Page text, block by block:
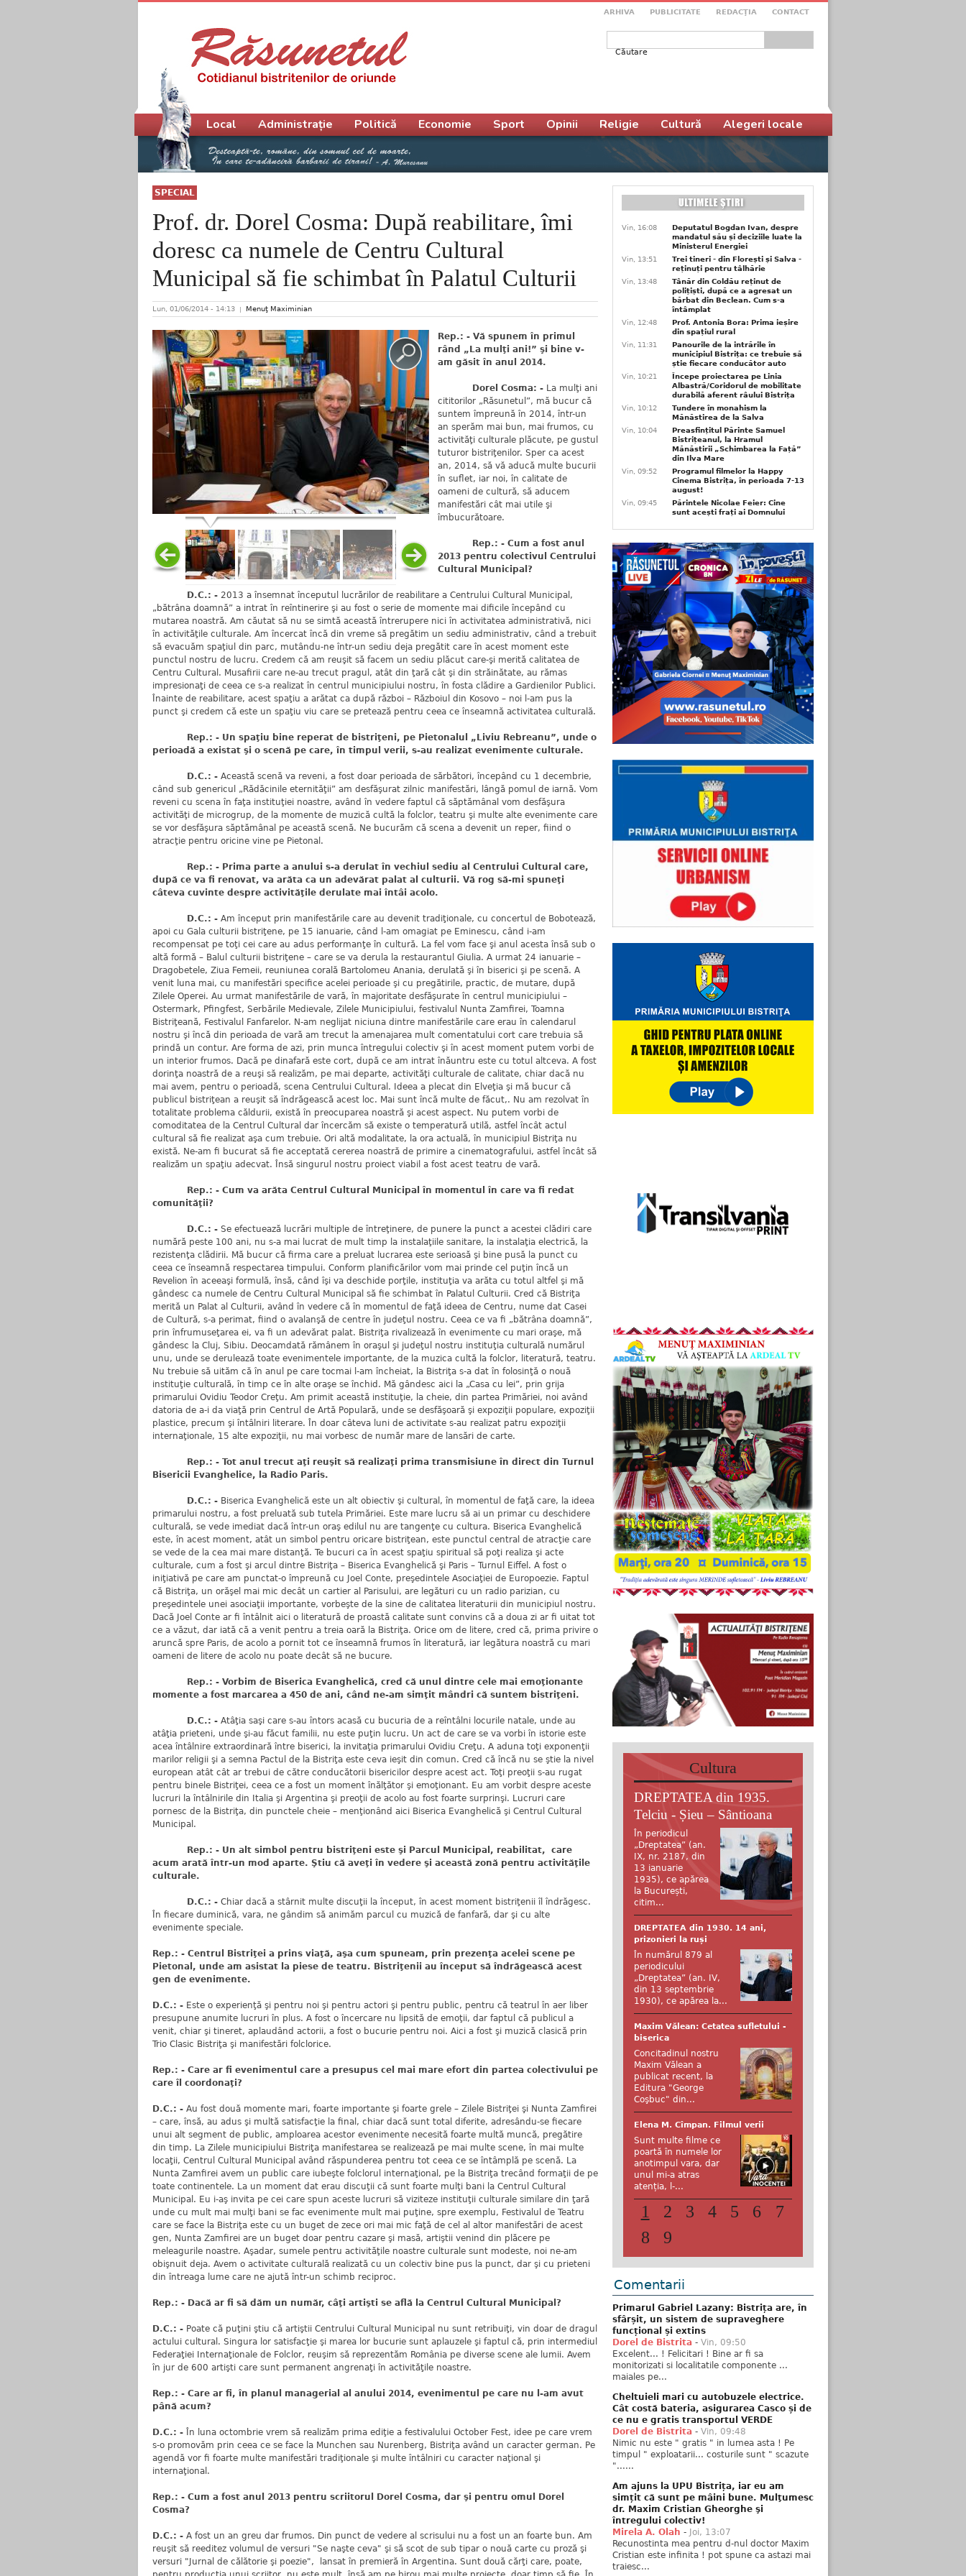
ARHIVA PUBLICITATE REDACŢIA CONTACT
Formular de căutare
SPECIAL
Prof. dr. Dorel Cosma: După reabilitare, îmi
doresc ca numele de Centru Cultural
Municipal să fie schimbat în Palatul Culturii
Lun, 01/06/2014 - 14:13 Menuţ Maximinian
Rep.: - Vă spunem în primul
rând „La mulţi ani!” şi bine v-
am găsit în anul 2014.
Dorel Cosma: - La mulţi ani
cititorilor „Răsunetul”, mă bucur că
suntem împreună în 2014, într-un
an sperăm mai bun, mai frumos, cu
activităţi culturale plăcute, pe gustul
tuturor bistriţenilor. Sper ca acest
an, 2014, să vă aducă multe bucurii
în suflet, iar noi, în calitate de
oameni de cultură, să aducem
manifestări cât mai utile şi
îmbucurătoare.
Rep.: - Cum a fost anul
2013 pentru colectivul Centrului
Cultural Municipal?
D.C.: - 2013 a însemnat începutul lucrărilor de reabilitare a Centrului Cultural Municipal,
„bătrâna doamnă” a intrat în reîntinerire şi au fost o serie de momente mai dificile începând cu
mutarea noastră. Am căutat să nu se simtă această întrerupere nici în activitatea administrativă, nici
în activităţile culturale. Am încercat încă din vreme să pregătim un sediu administrativ, când a trebuit
să evacuăm spaţiul din parc, mutându-ne într-un sediu deja pregătit care în acest moment este
punctul nostru de lucru. Credem că am reuşit să facem un sediu plăcut care-şi merită calitatea de
Centru Cultural. Musafirii care ne-au trecut pragul, atât din ţară cât şi din străinătate, au rămas
impresionaţi de ceea ce s-a realizat în centrul municipiului nostru, în fosta clădire a Gardienilor Publici.
Înainte de reabilitare, acest spaţiu a arătat ca după război – Războiul din Kosovo – noi l-am pus la
punct şi credem că este un spaţiu viu care se pretează pentru ceea ce înseamnă activitatea culturală.
Rep.: - Un spaţiu bine reperat de bistriţeni, pe Pietonalul „Liviu Rebreanu”, unde o
perioadă a existat şi o scenă pe care, în timpul verii, s-au realizat evenimente culturale.
D.C.: - Această scenă va reveni, a fost doar perioada de sărbători, începând cu 1 decembrie,
când sub genericul „Rădăcinile eternităţii” am desfăşurat zilnic manifestări, lângă pomul de iarnă. Vom
reveni cu scena în faţa instituţiei noastre, având în vedere faptul că săptămânal vom desfăşura
activităţi de microgrup, de la momente de muzică cultă la folclor, teatru şi multe alte evenimente care
se vor desfăşura săptămânal pe această scenă. Ne bucurăm că scena a devenit un reper, fiind o
atracţie pentru oricine vine pe Pietonal.
Rep.: - Prima parte a anului s-a derulat în vechiul sediu al Centrului Cultural care,
după ce va fi renovat, va arăta ca un adevărat palat al culturii. Vă rog să-mi spuneţi
câteva cuvinte despre activităţile derulate mai întâi acolo.
D.C.: - Am început prin manifestările care au devenit tradiţionale, cu concertul de Bobotează,
apoi cu Gala culturii bistriţene, pe 15 ianuarie, când l-am omagiat pe Eminescu, când i-am
recompensat pe toţi cei care au adus performanţe în cultură. La fel vom face şi anul acesta însă sub o
altă formă – Balul culturii bistriţene – care se va derula la restaurantul Giulia. A urmat 24 ianuarie –
Dragobetele, Ziua Femeii, reuniunea corală Bartolomeu Anania, derulată şi în biserici şi pe scenă. A
venit luna mai, cu manifestări specifice acelei perioade şi cu pregătirile, practic, de mutare, după
Zilele Operei. Au urmat manifestările de vară, în majoritate desfăşurate în centrul municipiului –
Ostermark, Pfingfest, Serbările Medievale, Zilele Municipiului, festivalul Nunta Zamfirei, Toamna
Bistriţeană, Festivalul Fanfarelor. N-am neglijat niciuna dintre manifestările care erau în calendarul
nostru şi încă din perioada de vară am trecut la amenajarea mult comentatului cort care trebuia să
prindă un contur. Are forma de azi, prin munca întregului colectiv şi în acest moment putem vorbi de
un interior frumos. Dacă pe dinafară este cort, după ce am intrat înăuntru este cu totul altceva. A fost
dorinţa noastră de a reuşi să realizăm, pe mai departe, activităţi culturale de calitate, chiar dacă nu
mai avem, pentru o perioadă, scena Centrului Cultural. Ideea a plecat din Elveţia şi mă bucur că
publicul bistriţean a reuşit să îndrăgească acest loc. Mai sunt încă multe de făcut,. Nu am rezolvat în
totalitate problema căldurii, există în preocuparea noastră şi acest aspect. Nu putem vorbi de
comoditatea de la Centrul Cultural dar încercăm să existe o temperatură utilă, astfel încât actul
cultural să fie realizat aşa cum trebuie. Ori altă modalitate, la ora actuală, în municipiul Bistriţa nu
există. Ne-am fi bucurat să fie acceptată cererea noastră de primire a cinematografului, astfel încât să
realizăm un spaţiu adecvat. Însă singurul nostru proiect viabil a fost acest teatru de vară.
Rep.: - Cum va arăta Centrul Cultural Municipal în momentul în care va fi redat
comunităţii?
D.C.: - Se efectuează lucrări multiple de întreţinere, de punere la punct a acestei clădiri care
numără peste 100 ani, nu s-a mai lucrat de mult timp la instalaţiile sanitare, la instalaţia electrică, la
rezistenţa clădirii. Mă bucur că firma care a preluat lucrarea este serioasă şi bine pusă la punct cu
ceea ce înseamnă respectarea timpului. Conform planificărilor vom mai prinde cel puţin încă un
Revelion în aceeaşi formulă, însă, când îşi va deschide porţile, instituţia va arăta cu totul altfel şi mă
gândesc ca numele de Centru Cultural Municipal să fie schimbat în Palatul Culturii. Cred că Bistriţa
merită un Palat al Culturii, având în vedere că în momentul de faţă ideea de Centru, nume dat Casei
de Cultură, s-a perimat, fiind o avalanşă de centre în judeţul nostru. Ceea ce va fi „bătrâna doamnă”,
prin înfrumuseţarea ei, va fi un adevărat palat. Bistriţa rivalizează în evenimente cu mari oraşe, mă
gândesc la Cluj, Sibiu. Deocamdată rămânem în oraşul şi judeţul nostru instituţia culturală numărul
unu, unde se derulează toate evenimentele importante, de la muzica cultă la folclor, literatură, teatru.
Nu trebuie să uităm că în anul pe care tocmai l-am încheiat, la Bistriţa s-a dat în folosinţă o nouă
instituţie culturală, în timp ce în alte oraşe se închid. Mă gândesc aici la „Casa cu lei”, prin grija
primarului Ovidiu Teodor Creţu. Am primit această instituţie, la cheie, din partea Primăriei, noi având
datoria de a-i da viaţă prin Centrul de Artă Populară, unde se desfăşoară şi expoziţii populare, expoziţii
plastice, precum şi întâlniri literare. În doar câteva luni de activitate s-au realizat patru expoziţii
internaţionale, 15 alte expoziţii, nu mai vorbesc de număr mare de lansări de carte.
Rep.: - Tot anul trecut aţi reuşit să realizaţi prima transmisiune în direct din Turnul
Bisericii Evanghelice, la Radio Paris.
D.C.: - Biserica Evanghelică este un alt obiectiv şi cultural, în momentul de faţă care, la ideea
primarului nostru, a fost preluată sub tutela Primăriei. Este mare lucru să ai un primar cu deschidere
culturală, se vede imediat dacă într-un oraş edilul nu are tangenţe cu cultura. Biserica Evanghelică
este, în acest moment, atât un simbol pentru oricare bistriţean, este punctul central de atracţie care
se vede de la cea mai mare distanţă. Te bucuri ca în acest spaţiu spiritual să poţi realiza şi acte
culturale, cum a fost şi arcul dintre Bistriţa – Biserica Evanghelică şi Paris – Turnul Eiffel. A fost o
iniţiativă pe care am punctat-o împreună cu Joel Conte, preşedintele Asociaţiei de Europoezie. Faptul
că Bistriţa, un orăşel mai mic decât un cartier al Parisului, are legături cu un radio parizian, cu
preşedintele unei asociaţii importante, vorbeşte de la sine de calitatea literaturii din municipiul nostru.
Dacă Joel Conte ar fi întâlnit aici o literatură de proastă calitate sunt convins că a doua zi ar fi uitat tot
ce a văzut, dar iată că a venit pentru a treia oară la Bistriţa. Orice om de litere, cred că, prima privire o
aruncă spre Paris, de acolo a pornit tot ce înseamnă frumos în literatură, iar legătura noastră cu mari
oameni de litere de acolo nu poate decât să ne bucure.
Rep.: - Vorbim de Biserica Evanghelică, cred că unul dintre cele mai emoţionante
momente a fost marcarea a 450 de ani, când ne-am simţit mândri că suntem bistriţeni.
D.C.: - Atâţia saşi care s-au întors acasă cu bucuria de a reîntâlni locurile natale, unde au
atâţia prieteni, unde şi-au făcut familii, nu este puţin lucru. Un act de care se va vorbi în istorie este
acea întâlnire extraordinară între biserici, la invitaţia primarului Ovidiu Creţu. A aduna toţi exponenţii
marilor religii şi a semna Pactul de la Bistriţa este ceva ieşit din comun. Cred că încă nu se ştie la nivel
european atât cât ar trebui de către conducătorii bisericilor despre acest act. Toţi preoţii s-au rugat
pentru binele Bistriţei, ceea ce a fost un moment înălţător şi emoţionant. Eu am vorbit despre aceste
lucruri la întâlnirile din Italia şi Argentina şi preoţii de acolo au fost foarte surprinşi. Lucruri care
pornesc de la Bistriţa, din punctele cheie – menţionând aici Biserica Evanghelică şi Centrul Cultural
Municipal.
Rep.: - Un alt simbol pentru bistriţeni este şi Parcul Municipal, reabilitat, care
acum arată într-un mod aparte. Ştiu că aveţi în vedere şi această zonă pentru activităţile
culturale.
D.C.: - Chiar dacă a stârnit multe discuţii la început, în acest moment bistriţenii îl îndrăgesc.
În fiecare duminică, vara, ne gândim să animăm parcul cu muzică de fanfară, dar şi cu alte
evenimente speciale.
Rep.: - Centrul Bistriţei a prins viaţă, aşa cum spuneam, prin prezenţa acelei scene pe
Pietonal, unde am asistat la piese de teatru. Bistriţenii au început să îndrăgească acest
gen de evenimente.
D.C.: - Este o experienţă şi pentru noi şi pentru actori şi pentru public, pentru că teatrul în aer liber
presupune anumite lucruri în plus. A fost o încercare nu lipsită de emoţii, dar faptul că publicul a
venit, chiar şi tineret, aplaudând actorii, a fost o bucurie pentru noi. Aici a fost şi muzică clasică prin
Trio Clasic Bistriţa şi manifestări folclorice.
Rep.: - Care ar fi evenimentul care a presupus cel mai mare efort din partea colectivului pe
care îl coordonaţi?
D.C.: - Au fost două momente mari, foarte importante şi foarte grele – Zilele Bistriţei şi Nunta Zamfirei
– care, însă, au adus şi multă satisfacţie la final, chiar dacă sunt total diferite, adresându-se fiecare
unui alt segment de public, amploarea acestor evenimente necesită foarte multă muncă, pregătire
din timp. La Zilele municipiului Bistriţa manifestarea se realizează pe mai multe scene, în mai multe
locaţii, Centrul Cultural Municipal având răspunderea pentru tot ceea ce se întâmplă pe scenă. La
Nunta Zamfirei avem un public care iubeşte folclorul internaţional, pe la Bistriţa trecând formaţii de pe
toate continentele. La un moment dat erau discuţii că sunt foarte mulţi bani la Centrul Cultural
Municipal. Eu i-aş invita pe cei care spun aceste lucruri să viziteze instituţii culturale similare din ţară
unde cu mult mai mulţi bani se fac evenimente mult mai puţine, spre exemplu, Festivalul de Teatru
care se face la Bistriţa este cu un buget de zece ori mai mic faţă de cel al altor manifestări de acest
gen, Nunta Zamfirei are un buget doar pentru cazare şi masă, artiştii venind din plăcere pe
meleagurile noastre. Aşadar, sumele pentru activităţile noastre culturale sunt modeste, noi ne-am
obişnuit deja. Avem o activitate culturală realizată cu un colectiv bine pus la punct, dar şi cu prieteni
din întreaga lume care ne ajută într-un schimb reciproc.
Rep.: - Dacă ar fi să dăm un număr, câţi artişti se află la Centrul Cultural Municipal?
D.C.: - Poate că puţini ştiu că artiştii Centrului Cultural Municipal nu sunt retribuiţi, vin doar de dragul
actului cultural. Singura lor satisfacţie şi marea lor bucurie sunt aplauzele şi faptul că, prin intermediul
Federaţiei Internaţionale de Folclor, reuşim să reprezentăm România pe diverse scene ale lumii. Avem
în jur de 600 artişti care sunt permanent angrenaţi în activităţile noastre.
Rep.: - Care ar fi, în planul managerial al anului 2014, evenimentul pe care nu l-am avut
până acum?
D.C.: - În luna octombrie vrem să realizăm prima ediţie a festivalului October Fest, idee pe care vrem
s-o promovăm prin ceea ce se face la Munchen sau Nurenberg, Bistriţa având un caracter german. Pe
agendă vor fi foarte multe manifestări tradiţionale şi multe întâlniri cu caracter naţional şi
internaţional.
Rep.: - Cum a fost anul 2013 pentru scriitorul Dorel Cosma, dar şi pentru omul Dorel
Cosma?
D.C.: - A fost un an greu dar frumos. Din punct de vedere al scrisului nu a fost un an foarte bun. Am
reuşit să reeditez volumul de versuri "Se naşte ceva" şi să scot de sub tipar o nouă carte cu proză şi
versuri "Jurnal de călătorie şi poezie", lansat în premieră în Argentina. Sunt două cărţi care, poate,
Meniu principal
Local Administrație Politică Economie Sport Opinii Religie Cultură Alegeri locale
Vin, 16:08
Deputatul Bogdan Ivan, despre
mandatul său și deciziile luate la
Ministerul Energiei
Vin, 13:51
Trei tineri - din Florești și Salva -
reținuți pentru tâlhărie
Vin, 13:48
Tânăr din Coldău reținut de
polițiști, după ce a agresat un
bărbat din Beclean. Cum s-a
întâmplat
Vin, 12:48
Prof. Antonia Bora: Prima ieșire
din spațiul rural
Vin, 11:31
Panourile de la intrările în
municipiul Bistrița: ce trebuie să
știe fiecare conducător auto
Vin, 10:21
Începe proiectarea pe Linia
Albastră/Coridorul de mobilitate
durabilă aferent râului Bistrița
Vin, 10:12
Tundere în monahism la
Mănăstirea de la Salva
Vin, 10:04
Preasfințitul Părinte Samuel
Bistrițeanul, la Hramul
Mănăstirii „Schimbarea la Față”
din Ilva Mare
Vin, 09:52
Programul filmelor la Happy
Cinema Bistrița, în perioada 7-13
august!
Vin, 09:45
Părintele Nicolae Feier: Cine
sunt acești frați ai Domnului
Cultura
DREPTATEA din 1935.
Telciu - Șieu – Sântioana
În periodicul
„Dreptatea” (an.
IX, nr. 2187, din
13 ianuarie
1935), ce apărea
la București,
citim...
DREPTATEA din 1930. 14 ani,
prizonieri la ruși
În numărul 879 al
periodicului
„Dreptatea” (an. IV,
din 13 septembrie
1930), ce apărea la...
Maxim Vălean: Cetatea sufletului -
biserica
Concitadinul nostru
Maxim Vălean a
publicat recent, la
Editura "George
Coşbuc" din...
Elena M. Cîmpan. Filmul verii
Sunt multe filme ce
poartă în numele lor
anotimpul vara, dar
unul mi-a atras
atenția, l-...
1 2 3 4 5 6
7
8
9
Comentarii
Primarul Gabriel Lazany: Bistrița are, în
sfârșit, un sistem de supraveghere
funcțional și extins
Dorel de Bistrita - Vin, 09:50
Excelent... ! Felicitari ! Bine ar fi sa
monitorizati si localitatile componente ...
maiales pe...
Cheltuieli mari cu autobuzele electrice.
Cât costă bateria, asigurarea Casco și de
ce nu e gratis transportul VERDE
Dorel de Bistrita - Vin, 09:48
Nimic nu este " gratis " in lumea asta ! Pe
timpul " exploatarii... costurile sunt " scazute
"......
Am ajuns la UPU Bistrița, iar eu am
simțit că sunt pe mâini bune. Mulţumesc
dr. Maxim Cristian Gheorghe şi
întregului colectiv!
Mirela A. Olah - Joi, 13:07
Recunostinta mea pentru d-nul doctor Maxim
Cristian este infinita ! pot spune ca astazi mai
traiesc...